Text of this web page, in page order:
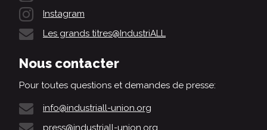
Instagram
Les grands titres@IndustriALL
Nous contacter
Pour toutes questions et demandes de presse:
info@industriall-union.org
press@industriall-union.org